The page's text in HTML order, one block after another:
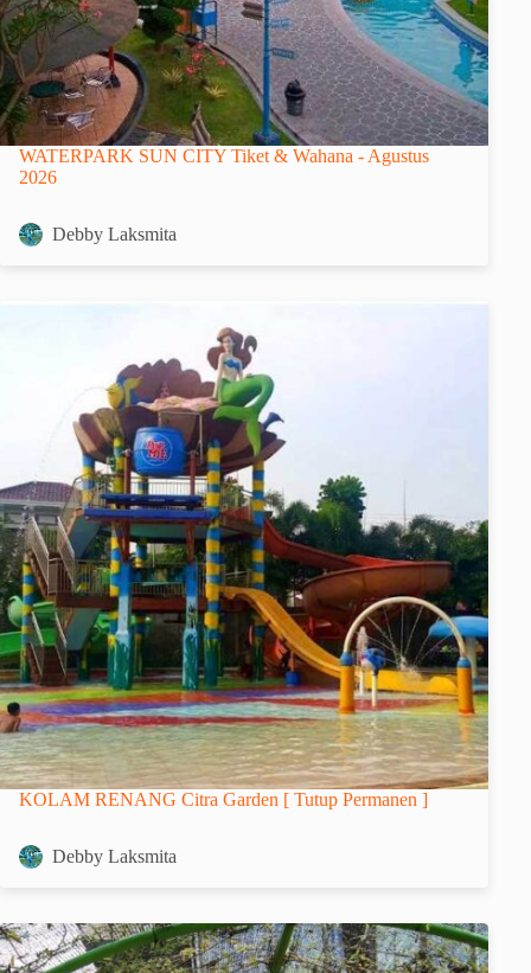
WATERPARK SUN CITY Tiket & Wahana - Agustus
2026
Debby Laksmita
KOLAM RENANG Citra Garden [ Tutup Permanen ]
Debby Laksmita